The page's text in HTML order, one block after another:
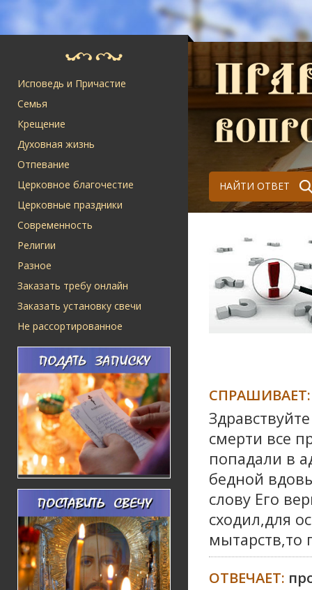
Исповедь и Причастие
Семья
Крещение
Духовная жизнь
Отпевание
Церковное благочестие
Церковные праздники
Современность
Религии
Разное
Заказать требу онлайн
Заказать установку свечи
Не рассортированное
НАЙТИ ОТВЕТ
СПРАШИВАЕТ:
смерти все
попадали в
бедной
слову Его
сходил,для
мытарств,то
ОТВЕЧАЕТ: